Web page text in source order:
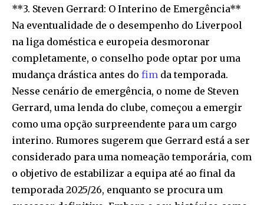
**3. Steven Gerrard: O Interino de Emergência**
Na eventualidade de o desempenho do Liverpool
na liga doméstica e europeia desmoronar
completamente, o conselho pode optar por uma
mudança drástica antes do fim da temporada.
Nesse cenário de emergência, o nome de Steven
Gerrard, uma lenda do clube, começou a emergir
como uma opção surpreendente para um cargo
interino. Rumores sugerem que Gerrard está a ser
considerado para uma nomeação temporária, com
o objetivo de estabilizar a equipa até ao final da
temporada 2025/26, enquanto se procura um